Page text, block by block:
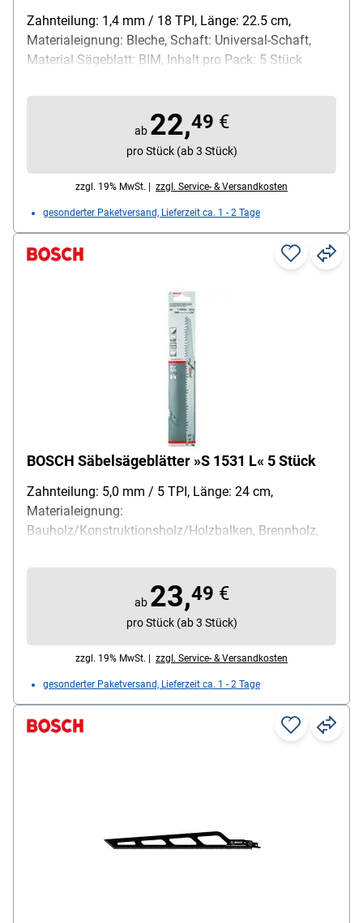
Zahnteilung: 1,4 mm / 18 TPI, Länge: 22.5 cm,
Materialeignung: Bleche, Schaft: Universal-Schaft,
Material Sägeblatt: BIM, Inhalt pro Pack: 5 Stück
ab 22,49 €
pro Stück (ab 3 Stück)
zzgl. 19% MwSt. | zzgl. Service- & Versandkosten
gesonderter Paketversand, Lieferzeit ca. 1 - 2 Tage
BOSCH Säbelsägeblätter »S 1531 L« 5 Stück
Zahnteilung: 5,0 mm / 5 TPI, Länge: 24 cm,
Materialeignung:
Bauholz/Konstruktionsholz/Holzbalken, Brennholz,
Material Sägeblatt: HCS, Inhalt pro Pack: 5 Stück
ab 23,49 €
pro Stück (ab 3 Stück)
zzgl. 19% MwSt. | zzgl. Service- & Versandkosten
gesonderter Paketversand, Lieferzeit ca. 1 - 2 Tage